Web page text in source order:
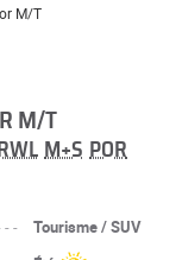
M/T
M/T
RWL M+S POR
Tourisme / SUV